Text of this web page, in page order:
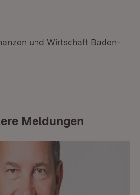
und Wirtschaft Baden-
Meldungen